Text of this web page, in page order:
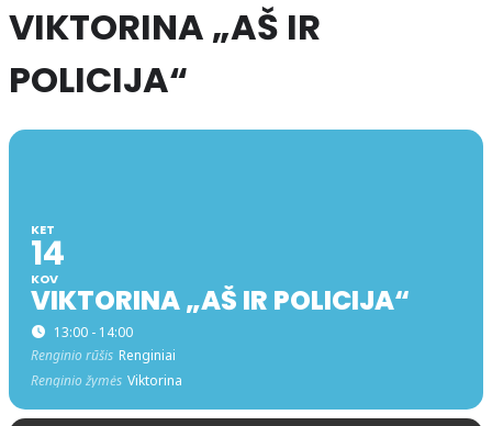
VIKTORINA „AŠ IR
POLICIJA“
KET
14
KOV
VIKTORINA „AŠ IR POLICIJA“
13:00 - 14:00
Renginio rūšis Renginiai
Renginio žymės Viktorina